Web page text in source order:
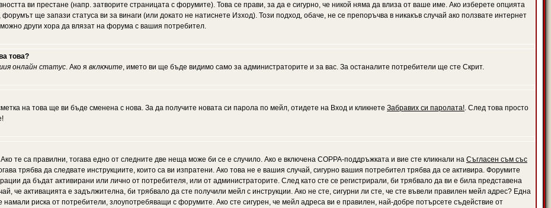
ви престане (напр. затворите страницата с форумите). Това се прави, за да е сигурно, че никой няма да влиза от ваше име. Ако изберете опцията
форумът ще запази статуса ви за винаги (или докато не натиснете Изход). Този подход, обаче, не се препоръчва в никакъв случай ако ползвате интернет
други хора да влязат на форума с вашия потребител.
това?
онлайн статус. Ако я включите, името ви ще бъде видимо само за администраторите и за вас. За останалите потребители ще сте Скрит.
на това ще ви бъде сменена с нова. За да получите новата си парола по мейл, отидете на Вход и кликнете Забравих си паролата!. След това просто
те са правилни, тогава едно от следните две неща може би се е случило. Ако е включена COPPA-поддръжката и вие сте кликнали на Съгласен съм със
трябва да следвате инструкциите, които са ви изпратени. Ако това не е вашия случай, сигурно вашия потребител трябва да се активира. Форумите
да бъдат активирани или лично от потребителя, или от администраторите. След като сте се регистрирали, би трябвало да ви е била представена
че активацията е задължителна, би трябвало да сте получили мейл с инструкции. Ако не сте, сигурни ли сте, че сте въвели правилен мейл адрес? Една
намали риска от потребители, злоупотребяващи с форумите. Ако сте сигурен, че мейл адреса ви е правилен, най-добре потърсете съдействие от